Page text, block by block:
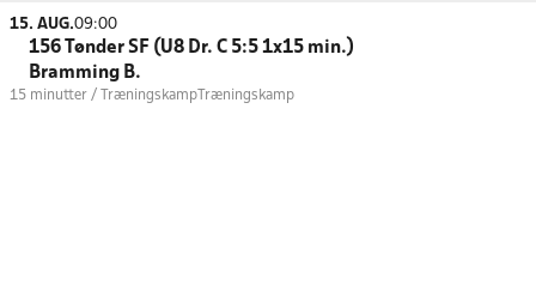
15. AUG.09:00
156 Tønder SF (U8 Dr. C 5:5 1x15 min.)
Bramming B.
15 minutter / Træningskamp Træningskamp